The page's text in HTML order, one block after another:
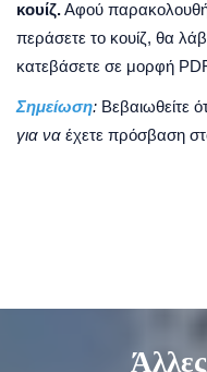
κουίζ.Αφού
περάσετε το κουίζ, θα
κατεβάσετε σε μορφή
Σημείωση: Βεβαιωθείτε
για να έχετε πρόσβαση